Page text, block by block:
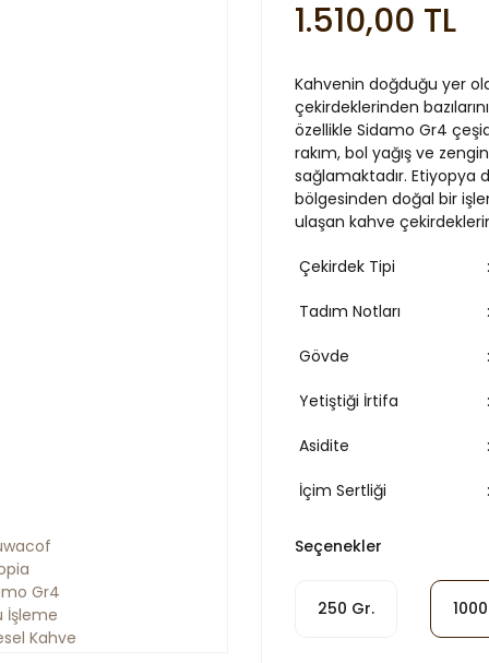
1.510,00 TL
Kahvenin doğduğu yer
çekirdeklerinden
özellikle Sidamo Gr4
rakım, bol yağış ve
sağlamaktadır. Etiyopya
bölgesinden doğal bir
ulaşan kahve
Çekirdek Tipi
Tadım Notları
Gövde
Yetiştiği İrtifa
Asidite
İçim Sertliği
Seçenekler
250 Gr.